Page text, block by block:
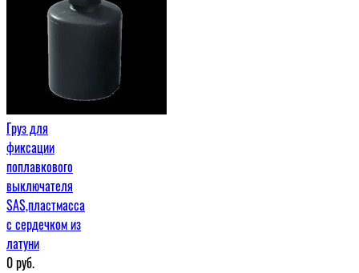
Груз для
фиксации
поплавкового
выключателя
SAS,пластмасса
с сердечком из
латуни
0руб.